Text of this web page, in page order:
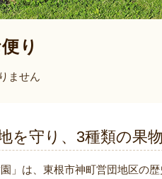
り
ません
を守り、3種類の果
園」は、東根市神町営団地区の